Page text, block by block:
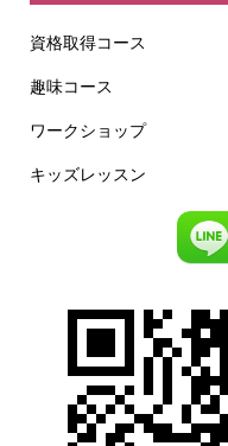
資格取得コース
趣味コース
ワークショップ
キッズレッスン